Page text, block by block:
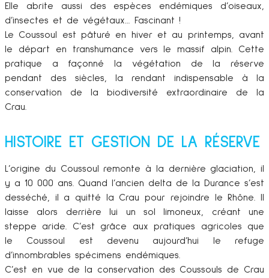
Elle abrite aussi des espèces endémiques d’oiseaux,
d’insectes et de végétaux… Fascinant !
Le Coussoul est pâturé en hiver et au printemps, avant
le départ en transhumance vers le massif alpin. Cette
pratique a façonné la végétation de la réserve
pendant des siècles, la rendant indispensable à la
conservation de la biodiversité extraordinaire de la
Crau.
HISTOIRE ET GESTION DE LA RÉSERVE
L’origine du Coussoul remonte à la dernière glaciation, il
y a 10 000 ans. Quand l’ancien delta de la Durance s’est
desséché, il a quitté la Crau pour rejoindre le Rhône. Il
laisse alors derrière lui un sol limoneux, créant une
steppe aride. C’est grâce aux pratiques agricoles que
le Coussoul est devenu aujourd’hui le refuge
d’innombrables spécimens endémiques.
C’est en vue de la conservation des Coussouls de Crau